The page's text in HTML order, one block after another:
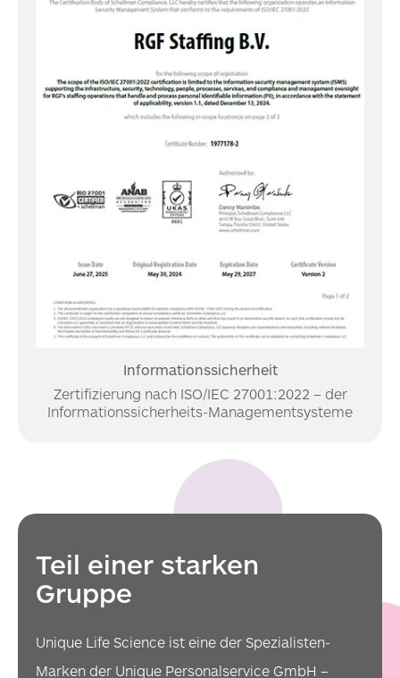
Informationssicherheit
Zertifizierung nach ISO/IEC 27001:2022 – der
Informationssicherheits-Managementsysteme
Teil einer starken
Gruppe
Unique Life Science ist eine der Spezialisten-
Marken der Unique Personalservice GmbH –